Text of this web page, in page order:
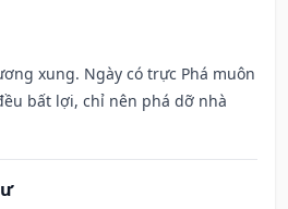
xung. Ngày có trực Phá muôn
bất lợi, chỉ nên phá dỡ nhà